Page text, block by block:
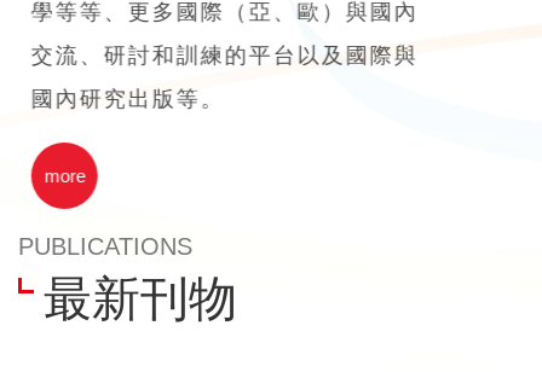
學等等、更多國際（亞、歐）與國內
交流、研討和訓練的平台以及國際與
國內研究出版等。
more
PUBLICATIONS
最新刊物